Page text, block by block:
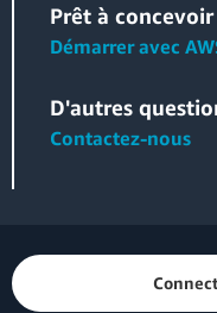
Prêt à concevoir
Démarrer avec
D'autres
Contactez-nous